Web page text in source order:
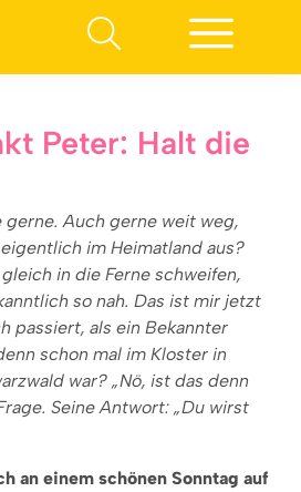
Peter: Halt die
gerne. Auch gerne weit weg,
im Heimatland aus?
in die Ferne schweifen,
so nah. Das ist mir jetzt
passiert, als ein Bekannter
schon mal im Kloster in
war? „Nö, ist das denn
Seine Antwort: „Du wirst
an einem schönen Sonntag auf